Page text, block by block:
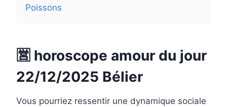
Poissons
🈺 horoscope amour du jour
22/12/2025 Bélier
Vous pourriez ressentir une dynamique sociale